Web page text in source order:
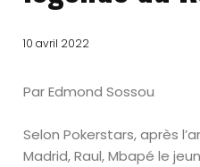
10 avril 2022
Par Edmond Sossou
Selon Pokerstars, après
Madrid, Raul, Mbapé le